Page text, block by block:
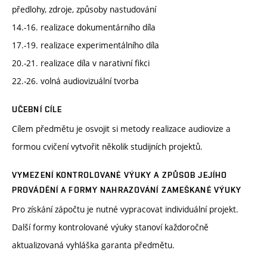
předlohy, zdroje, způsoby nastudování
14.-16. realizace dokumentárního díla
17.-19. realizace experimentálního díla
20.-21. realizace díla v narativní fikci
22.-26. volná audiovizuální tvorba
UČEBNÍ CÍLE
Cílem předmětu je osvojit si metody realizace audiovize a
formou cvičení vytvořit několik studijních projektů.
VYMEZENÍ KONTROLOVANÉ VÝUKY A ZPŮSOB JEJÍHO
PROVÁDĚNÍ A FORMY NAHRAZOVÁNÍ ZAMEŠKANÉ VÝUKY
Pro získání zápočtu je nutné vypracovat individuální projekt.
Další formy kontrolované výuky stanoví každoročně
aktualizovaná vyhláška garanta předmětu.